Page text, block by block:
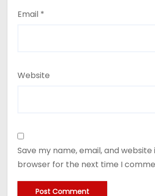
Email *
Website
Save my name, email, and website
browser for the next time I